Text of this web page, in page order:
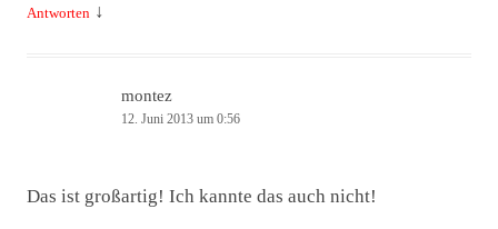
Antworten ↓
montez
12. Juni 2013 um 0:56
Das ist großartig! Ich kannte das auch nicht!